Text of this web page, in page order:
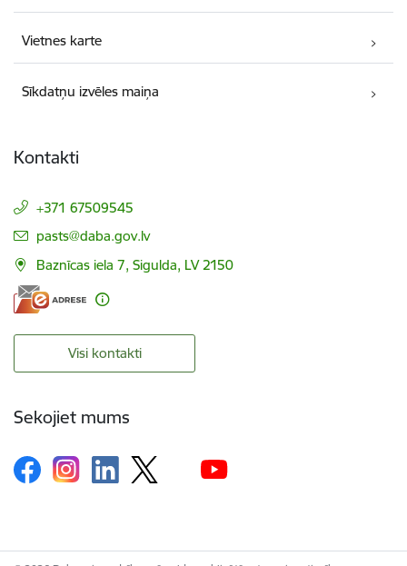
Vietnes karte
Sīkdatņu izvēles maiņa
Kontakti
+371 67509545
E-pasts:
pasts@daba.gov.lv
Baznīcas iela 7, Sigulda, LV 2150
Visi kontakti
Sekojiet mums